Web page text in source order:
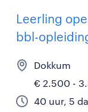
Leerling
bbl-
Dokkum
€ 2.500 -
40 uur, 5